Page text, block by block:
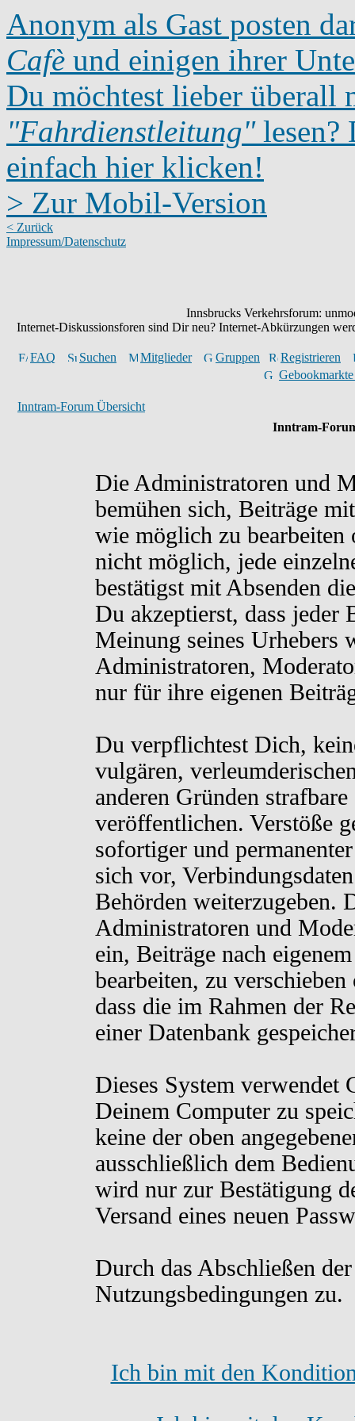
Anonym als Gast posten
Cafè und einigen ihrer
Du möchtest lieber überall
"Fahrdienstleitung"lesen?
einfach hier klicken!
> Zur Mobil-Version
< Zurück
Impressum/Datenschutz
Innsbrucks Verkehrsforum:
Internet-Diskussionsforen sind Dir neu? Internet-Abkürzungen
FAQ Suchen Mitglieder Gruppen
Registrieren
Inntram-Forum Übersicht
Inntram-
Die Administratoren und
bemühen sich, Beiträge
wie möglich zu bearbeiten
nicht möglich, jede
bestätigst mit Absenden
Du akzeptierst, dass jeder
Meinung seines Urhebers
Administratoren,
nur für ihre eigenen
Du verpflichtest Dich,
vulgären,
anderen Gründen
veröffentlichen. Verstöße
sofortiger und
sich vor,
Behörden weiterzugeben.
Administratoren und
ein, Beiträge nach
bearbeiten, zu
dass die im Rahmen der
einer Datenbank
Dieses System verwendet
Deinem Computer zu
keine der oben
ausschließlich dem
wird nur zur Bestätigung
Versand eines neuen
Durch das Abschließen
Nutzungsbedingungen zu.
Ich bin mit den